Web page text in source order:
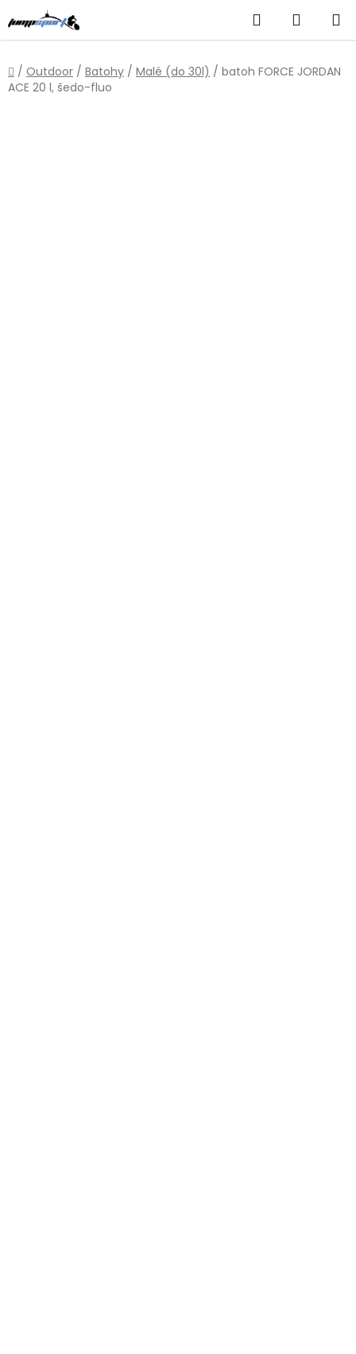
na
obsah
Hledat
KOŠÍK
Domů
/ Outdoor / Batohy / Malé (do 30l) / batoh FORCE JORDAN
ACE 20 l, šedo-fluo